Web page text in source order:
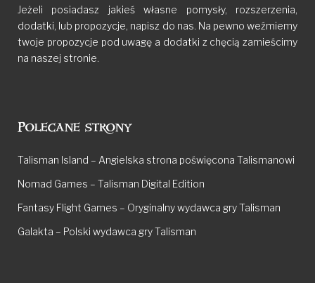
Jeżeli posiadasz jakieś własne pomysły, rozszerzenia,
dodatki, lub propozycje, napisz do nas. Na pewno weźmiemy
twoje propozycje pod uwagę a dodatki z chęcią zamieścimy
na naszej stronie.
Polecane strony
Talisman Island – Angielska strona poświęcona Talismanowi
Nomad Games – Talisman Digital Edition
Fantasy Flight Games – Oryginalny wydawca gry Talisman
Galakta – Polski wydawca gry Talisman